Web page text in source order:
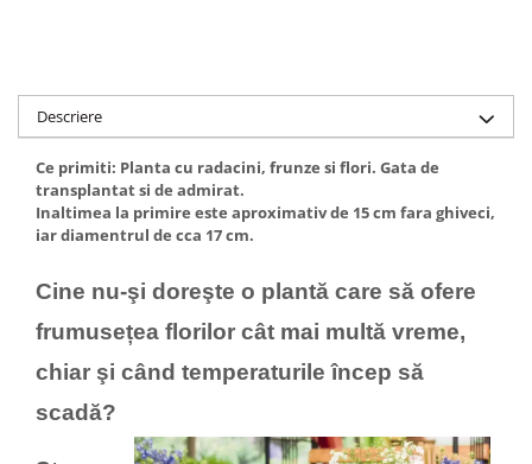
Descriere
Ce primiti: Planta cu radacini, frunze si flori. Gata de
transplantat si de admirat.
Inaltimea la primire este aproximativ de 15 cm fara ghiveci,
iar diamentrul de cca 17 cm.
Cine nu-şi doreşte o plantă care să ofere
frumusețea florilor cât mai multă vreme,
chiar şi când temperaturile încep să
scadă?